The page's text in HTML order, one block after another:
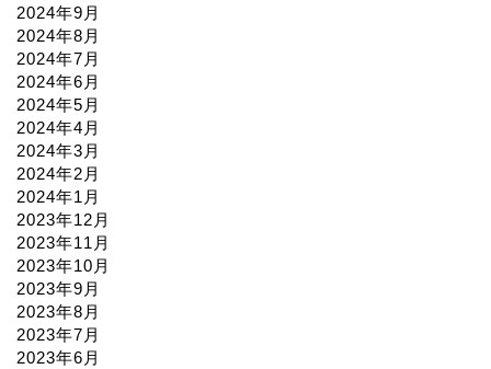
2024年9月
2024年8月
2024年7月
2024年6月
2024年5月
2024年4月
2024年3月
2024年2月
2024年1月
2023年12月
2023年11月
2023年10月
2023年9月
2023年8月
2023年7月
2023年6月